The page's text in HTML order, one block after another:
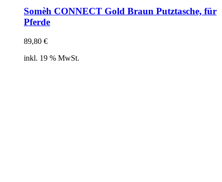
Somèh CONNECT Gold Braun Putztasche, für
Pferde
89,80 €
inkl. 19 % MwSt.